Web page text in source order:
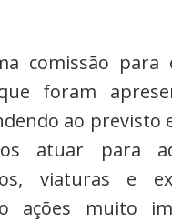
comissão para
foram
ao previsto
atuar para
viaturas e
ações muito